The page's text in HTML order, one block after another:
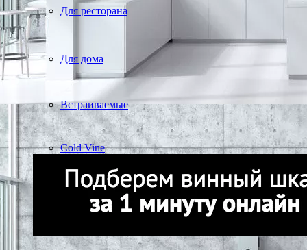
Для ресторана
Для дома
Встраиваемые
Cold Vine